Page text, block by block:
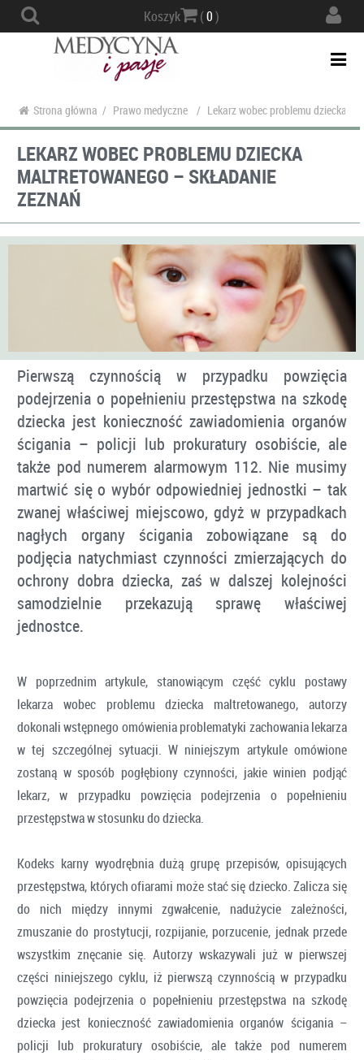
Koszyk (0)
Strona główna / Prawo medyczne / Lekarz wobec problemu dziecka
LEKARZ WOBEC PROBLEMU DZIECKA
MALTRETOWANEGO – SKŁADANIE
ZEZNAŃ
Pierwszą czynnością w przypadku powzięcia
podejrzenia o popełnieniu przestępstwa na szkodę
dziecka jest konieczność zawiadomienia organów
ścigania – policji lub prokuratury osobiście, ale
także pod numerem alarmowym 112. Nie musimy
martwić się o wybór odpowiedniej jednostki – tak
zwanej właściwej miejscowo, gdyż w przypadkach
nagłych organy ścigania zobowiązane są do
podjęcia natychmiast czynności zmierzających do
ochrony dobra dziecka, zaś w dalszej kolejności
samodzielnie przekazują sprawę właściwej
jednostce.
W poprzednim artykule, stanowiącym część cyklu postawy
lekarza wobec problemu dziecka maltretowanego, autorzy
dokonali wstępnego omówienia problematyki zachowania lekarza
w tej szczególnej sytuacji. W niniejszym artykule omówione
zostaną w sposób pogłębiony czynności, jakie winien podjąć
lekarz, w przypadku powzięcia podejrzenia o popełnieniu
przestępstwa w stosunku do dziecka.
Kodeks karny wyodrębnia dużą grupę przepisów, opisujących
przestępstwa, których ofiarami może stać się dziecko. Zalicza się
do nich między innymi zgwałcenie, nadużycie zależności,
zmuszanie do prostytucji, rozpijanie, porzucenie, jednak przede
wszystkim znęcanie się. Autorzy wskazywali już w pierwszej
części niniejszego cyklu, iż pierwszą czynnością w przypadku
powzięcia podejrzenia o popełnieniu przestępstwa na szkodę
dziecka jest konieczność zawiadomienia organów ścigania –
policji lub prokuratury osobiście, ale także pod numerem